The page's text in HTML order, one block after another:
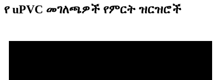
የ uPVC መገለጫዎች የምርት ዝርዝሮች